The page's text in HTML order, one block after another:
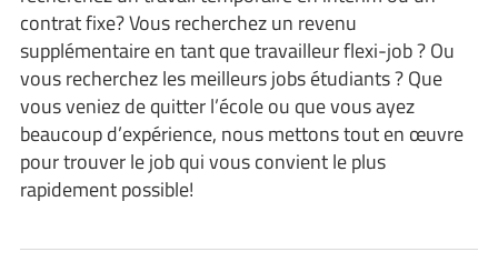
contrat fixe? Vous recherchez un revenu
supplémentaire en tant que travailleur flexi-job ? Ou
vous recherchez les meilleurs jobs étudiants ? Que
vous veniez de quitter l’école ou que vous ayez
beaucoup d’expérience, nous mettons tout en œuvre
pour trouver le job qui vous convient le plus
rapidement possible!